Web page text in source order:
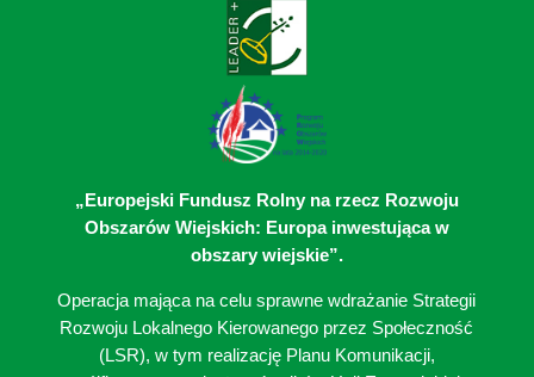
„Europejski Fundusz Rolny na rzecz Rozwoju
Obszarów Wiejskich: Europa inwestująca w
obszary wiejskie”.
Operacja mająca na celu sprawne wdrażanie Strategii
Rozwoju Lokalnego Kierowanego przez Społeczność
(LSR), w tym realizację Planu Komunikacji,